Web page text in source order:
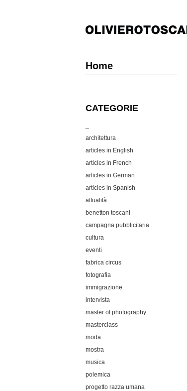
Home
CATEGORIE
architettura
articles in English
articles in French
articles in German
articles in Spanish
attualità
benetton toscani
campagna pubblicitaria
cultura
eventi
fabrica circus
fotografia
immigrazione
intervista
master of photography
masterclass
moda
mostra
musica
polemica
progetto razza umana